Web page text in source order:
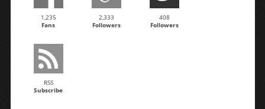
1,235
Fans
2,333
Followers
408
Followers
RSS
Subscribe